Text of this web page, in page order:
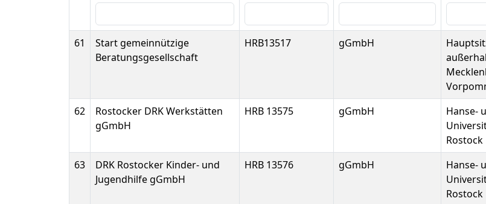
61
Start gemeinnützige
Beratungsgesellschaft
HRB13517 gGmbH
62
Rostocker DRK Werkstätten
gGmbH
HRB 13575 gGmbH
Hanse-
Rostock
63
DRK Rostocker Kinder- und
Jugendhilfe gGmbH
HRB 13576 gGmbH
Hanse-
Rostock